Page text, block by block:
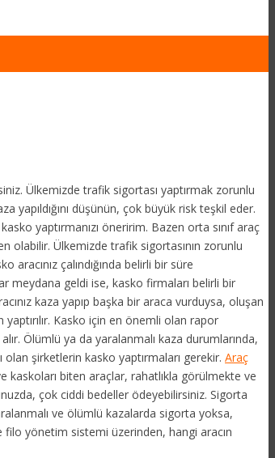
Ülkemizde trafik sigortası yaptırmak zorunlu
düşünün, çok büyük risk teşkil eder.
yaptırmanızı öneririm. Bazen orta sınıf araç
olabilir. Ülkemizde trafik sigortasının zorunlu
çalındığında belirli bir süre
meydana geldi ise, kasko firmaları belirli bir
kaza yapıp başka bir araca vurduysa, oluşan
yaptırılır. Kasko için en önemli olan rapor
Ölümlü ya da yaralanmalı kaza durumlarında,
olan şirketlerin kasko yaptırmaları gerekir. Araç
kaskoları biten araçlar, rahatlıkla görülmekte ve
çok ciddi bedeller ödeyebilirsiniz. Sigorta
ve ölümlü kazalarda sigorta yoksa,
filo yönetim sistemi üzerinden, hangi aracın